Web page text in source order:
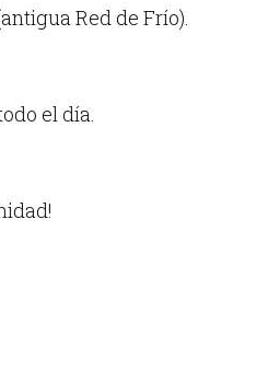
Red de Frío).
el día.